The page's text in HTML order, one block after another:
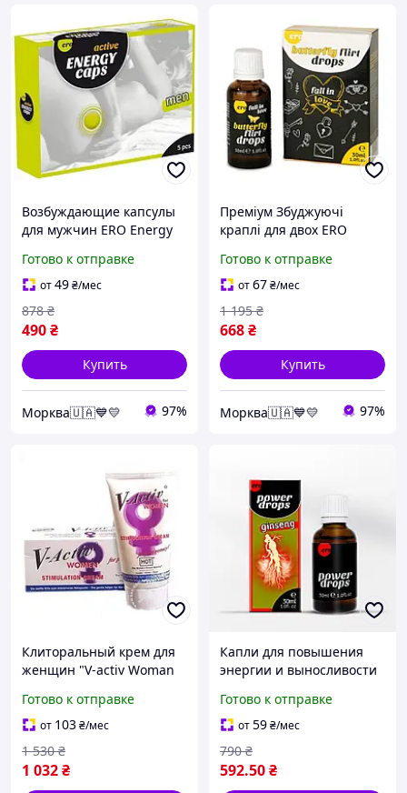
Возбуждающие капсулы
для мужчин ERO Energy
Готово к отправке
от49₴/мес
490₴
878 ₴
Купить
Морква🇺🇦💙💛 97%
Преміум Збуджуючі
краплі для двох ERO
Австрія
Готово к отправке
от67₴/мес
668₴
1 195 ₴
Купить
Морква🇺🇦💙💛 97%
Клиторальный крем для
женщин "V-activ Woman
оригинал Германия
Готово к отправке
от 103₴/мес
1 032₴
1 530 ₴
Капли для повышения
энергии и выносливости
Drops Ginseng, 30 мл
Готово к отправке
от59₴/мес
592.50₴
790 ₴